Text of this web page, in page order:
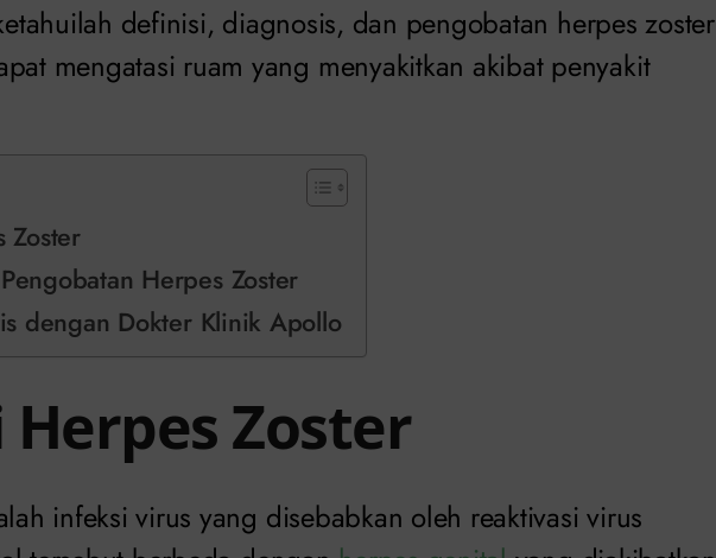
definisi, diagnosis, dan pengobatan herpes zoster
mengatasi ruam yang menyakitkan akibat penyakit
Zoster
Herpes Zoster
dengan Dokter Klinik Apollo
Zoster
infeksi virus yang disebabkan oleh reaktivasi virus